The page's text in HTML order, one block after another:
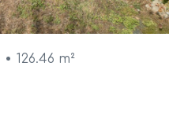
126.46 m²